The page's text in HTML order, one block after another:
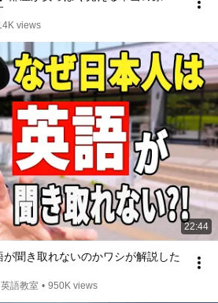
views
22:44
が聞き取れないのかワシが解説した
語教室 • 950K views